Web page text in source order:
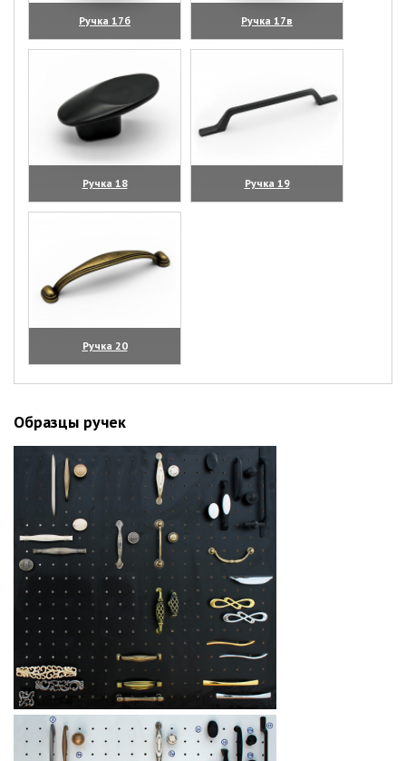
Ручка 17б
(увеличить)
Ручка 17в
(увеличить)
Ручка 18
(увеличить)
Ручка 19
(увеличить)
Ручка 20
(увеличить)
Образцы ручек